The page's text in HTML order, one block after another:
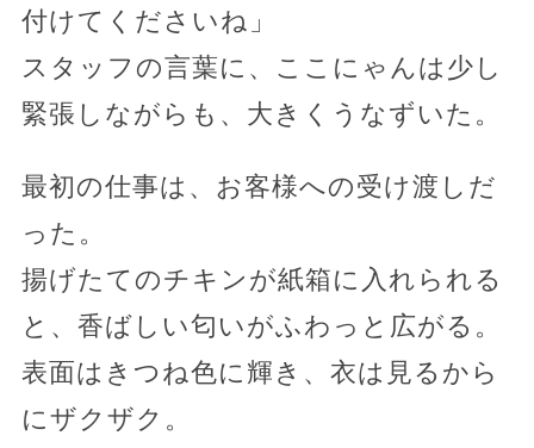
付けてくださいね」
スタッフの言葉に、ここにゃんは少し
緊張しながらも、大きくうなずいた。
最初の仕事は、お客様への受け渡しだ
った。
揚げたてのチキンが紙箱に入れられる
と、香ばしい匂いがふわっと広がる。
表面はきつね色に輝き、衣は見るから
にザクザク。